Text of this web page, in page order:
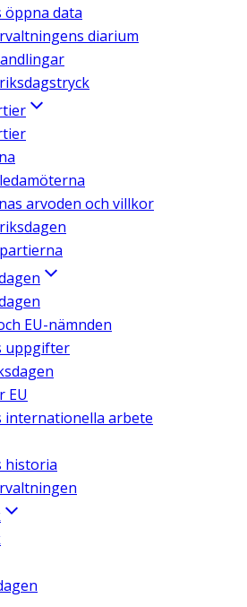
öppna data
diarium
arvoden och villkor
EU-nämnden
uppgifter
EU
internationella arbete
historia